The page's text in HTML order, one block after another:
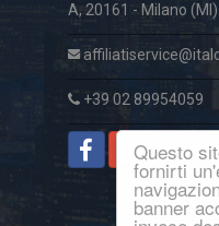
Questo
fornirti
banner
A, 20161 - Milano (MI)
+39 02 89954059